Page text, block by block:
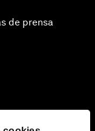
de prensa